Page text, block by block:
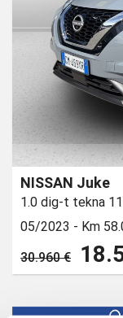
NISSAN Juke
1.0 dig-t tekna
05/2023 - Km
30.960 €